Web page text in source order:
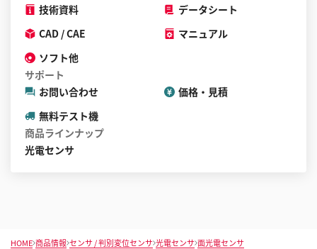
技術資料
データシート
CAD / CAE
マニュアル
ソフト他
サポート
お問い合わせ
価格・見積
無料テスト機
商品ラインナップ
光電センサ
HOME 商品情報 センサ / 判別変位センサ 光電センサ 面光電センサ